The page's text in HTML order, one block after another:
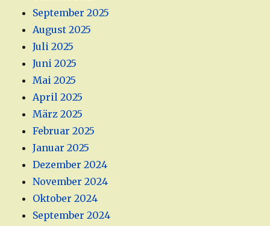
September 2025
August 2025
Juli 2025
Juni 2025
Mai 2025
April 2025
März 2025
Februar 2025
Januar 2025
Dezember 2024
November 2024
Oktober 2024
September 2024